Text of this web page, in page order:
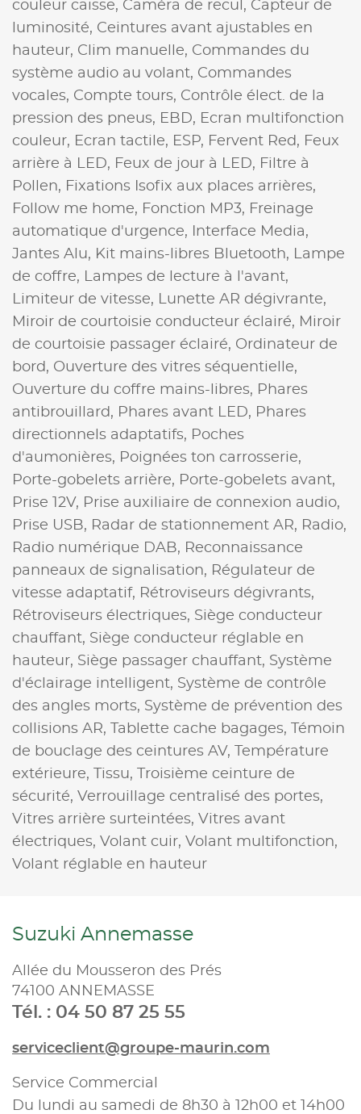
couleur caisse, Caméra de recul, Capteur de
luminosité, Ceintures avant ajustables en
hauteur, Clim manuelle, Commandes du
système audio au volant, Commandes
vocales, Compte tours, Contrôle élect. de la
pression des pneus, EBD, Ecran multifonction
couleur, Ecran tactile, ESP, Fervent Red, Feux
arrière à LED, Feux de jour à LED, Filtre à
Pollen, Fixations Isofix aux places arrières,
Follow me home, Fonction MP3, Freinage
automatique d'urgence,
Interface Media,
Jantes Alu, Kit mains-libres Bluetooth,
Lampe
de coffre,
Lampes de lecture à l'avant,
Limiteur de vitesse,
Lunette AR dégivrante,
Miroir de courtoisie conducteur éclairé, Miroir
de courtoisie passager éclairé, Ordinateur de
bord, Ouverture des vitres séquentielle,
Ouverture du coffre mains-libres, Phares
antibrouillard, Phares avant LED, Phares
directionnels adaptatifs, Poches
d'aumonières, Poignées ton carrosserie,
Porte-gobelets arrière, Porte-gobelets avant,
Prise 12V, Prise auxiliaire de connexion audio,
Prise USB, Radar de stationnement AR, Radio,
Radio numérique DAB, Reconnaissance
panneaux de signalisation, Régulateur de
vitesse adaptatif, Rétroviseurs dégivrants,
Rétroviseurs électriques, Siège conducteur
chauffant, Siège conducteur réglable en
hauteur, Siège passager chauffant, Système
d'éclairage intelligent, Système de contrôle
des angles morts, Système de prévention des
collisions AR,
Tablette cache bagages,
Témoin
de bouclage des ceintures AV,
Température
extérieure,
Tissu,
Troisième ceinture de
sécurité, Verrouillage centralisé des portes,
Vitres arrière surteintées, Vitres avant
électriques, Volant cuir, Volant multifonction,
Volant réglable en hauteur
Suzuki Annemasse
Allée du Mousseron des Prés
74100 ANNEMASSE
Tél. : 04 50 87 25 55
serviceclient@groupe-maurin.com
Service Commercial
Du lundi au samedi de 8h30 à 12h00 et 14h00